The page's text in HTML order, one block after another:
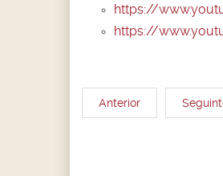
https://
https://
Anterior